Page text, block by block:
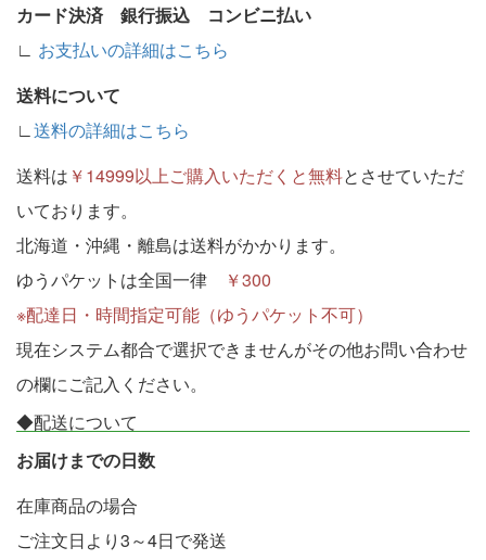
カード決済 銀行振込 コンビニ払い
∟ お支払いの詳細はこちら
送料について
∟ 送料の詳細はこちら
送料は ￥14999以上ご購入いただくと無料とさせていただ
いております。
北海道・沖縄・離島は送料がかかります。
ゆうパケットは全国一律
￥300
※配達日・時間指定可能（ゆうパケット不可）
現在システム都合で選択できませんがその他お問い合わせ
の欄にご記入ください。
◆配送について
お届けまでの日数
在庫商品の場合
ご注文日より3～4日で発送